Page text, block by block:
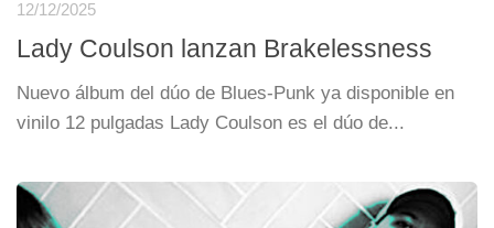
12/12/2025
Lady Coulson lanzan Brakelessness
Nuevo álbum del dúo de Blues-Punk ya disponible en
vinilo 12 pulgadas Lady Coulson es el dúo de...